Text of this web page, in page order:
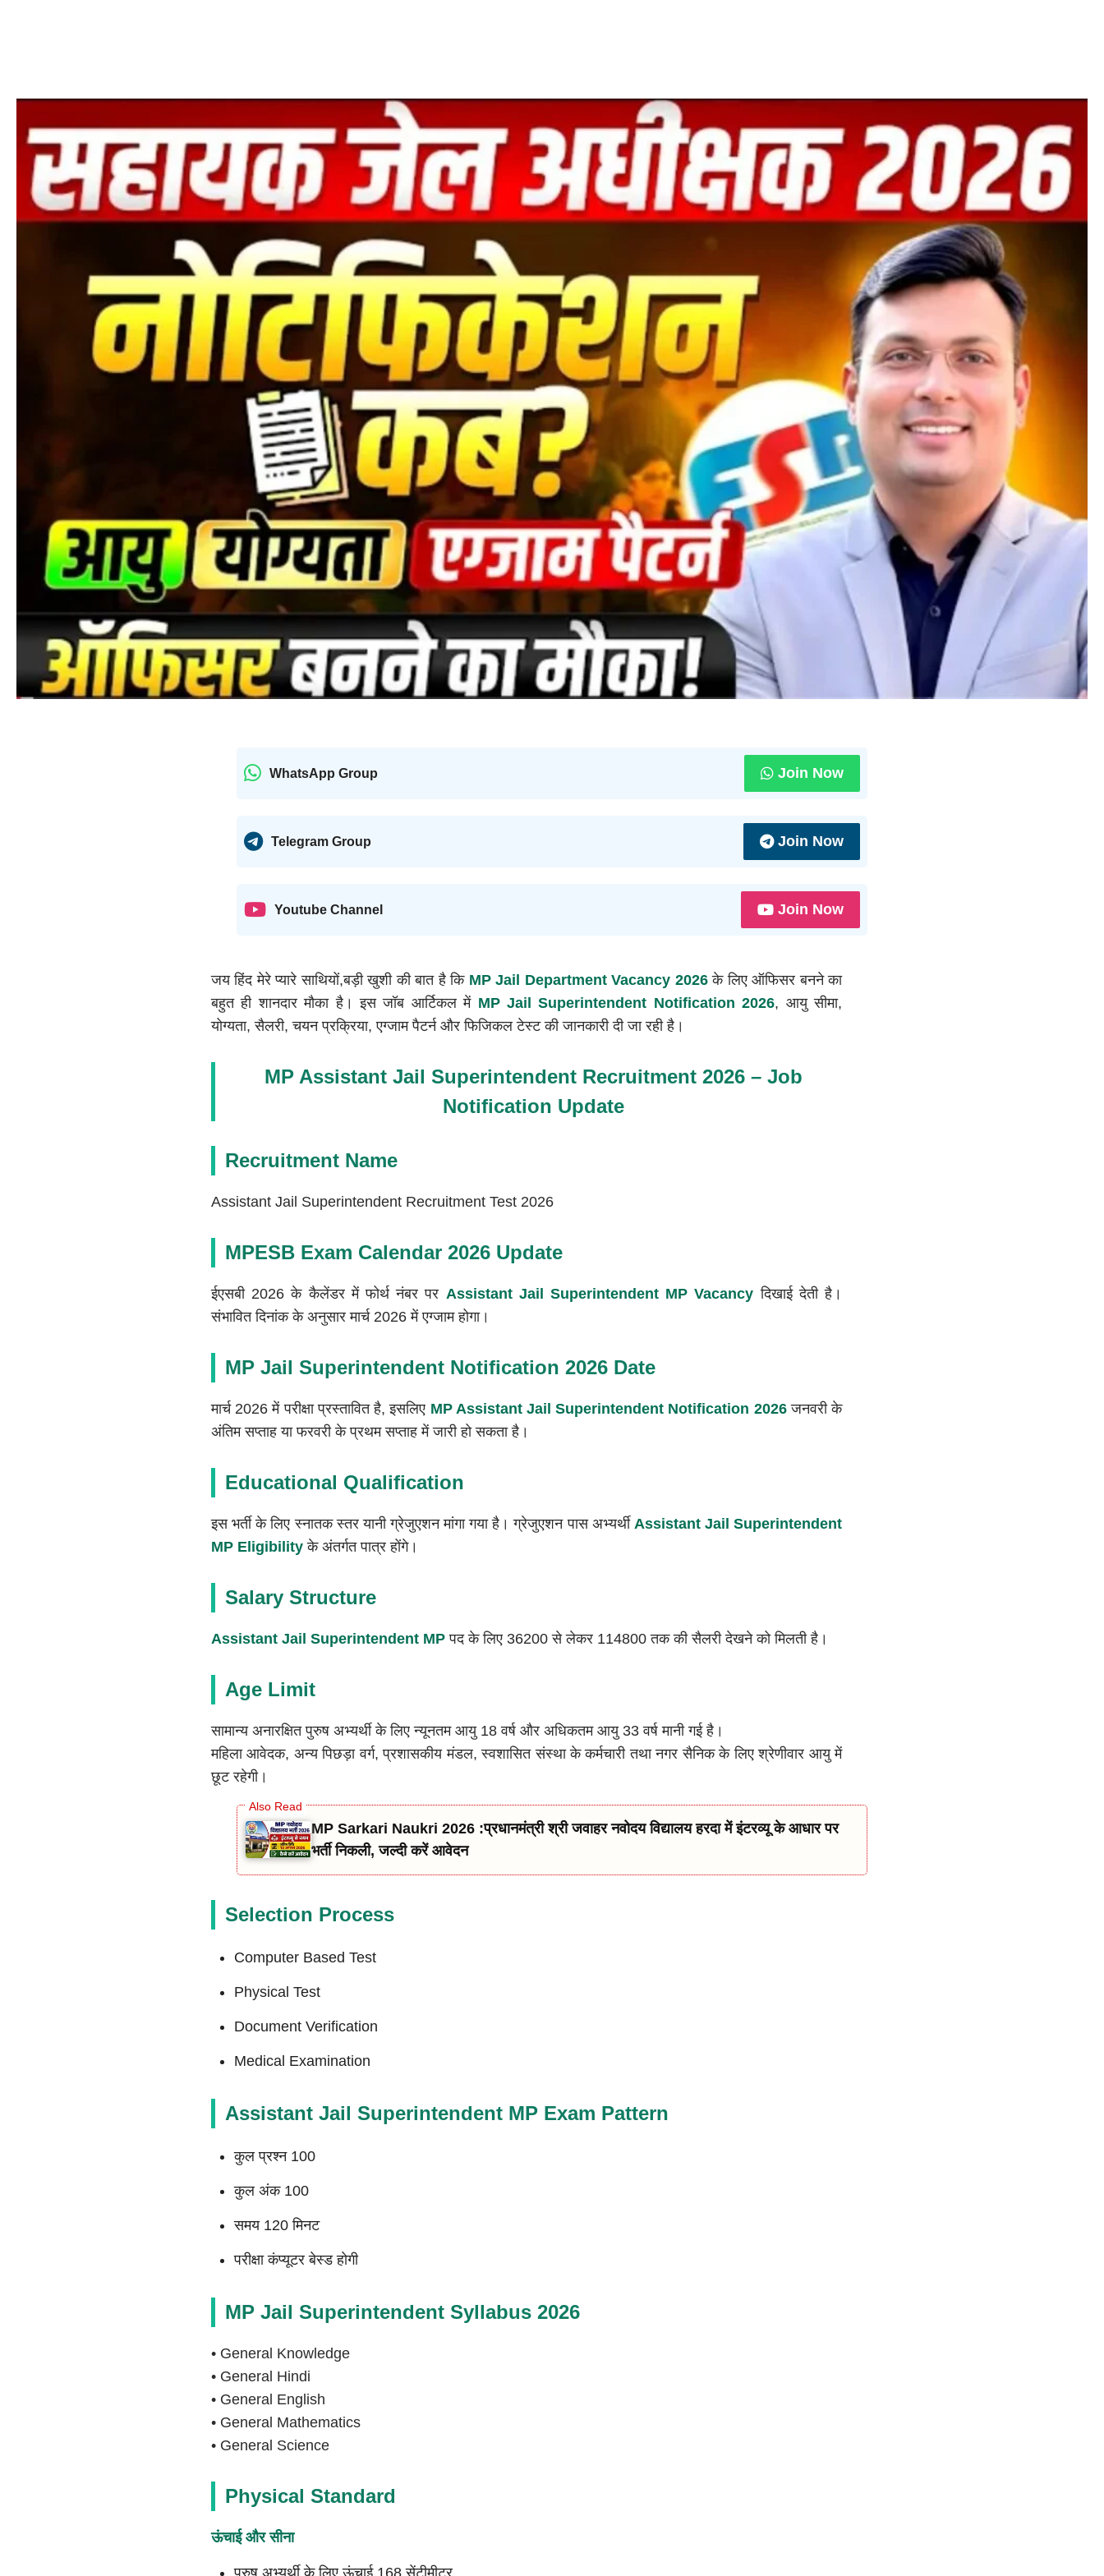
WhatsApp Group Join Now
Telegram Group Join Now
Youtube Channel Join Now
जय हिंद मेरे प्यारे साथियों,बड़ी खुशी की बात है कि MP Jail Department Vacancy 2026के लिए ऑफिसर बनने का
बहुत ही शानदार मौका है। इस जॉब आर्टिकल में MP Jail Superintendent Notification 2026, आयु सीमा,
योग्यता, सैलरी, चयन प्रक्रिया, एग्जाम पैटर्न और फिजिकल टेस्ट की जानकारी दी जा रही है।
MP Assistant Jail Superintendent Recruitment 2026 – Job
Notification Update
Recruitment Name
Assistant Jail Superintendent Recruitment Test 2026
MPESB Exam Calendar 2026 Update
ईएसबी 2026 के कैलेंडर में फोर्थ नंबर पर Assistant Jail Superintendent MP Vacancy दिखाई देती है।
संभावित दिनांक के अनुसार मार्च 2026 में एग्जाम होगा।
MP Jail Superintendent Notification 2026 Date
मार्च 2026 में परीक्षा प्रस्तावित है, इसलिए MP Assistant Jail Superintendent Notification 2026जनवरी के
अंतिम सप्ताह या फरवरी के प्रथम सप्ताह में जारी हो सकता है।
Educational Qualification
इस भर्ती के लिए स्नातक स्तर यानी ग्रेजुएशन मांगा गया है। ग्रेजुएशन पास अभ्यर्थी Assistant Jail Superintendent
MP Eligibility के अंतर्गत पात्र होंगे।
Salary Structure
Assistant Jail Superintendent MP पद के लिए 36200 से लेकर 114800 तक की सैलरी देखने को मिलती है।
Age Limit
सामान्य अनारक्षित पुरुष अभ्यर्थी के लिए न्यूनतम आयु 18 वर्ष और अधिकतम आयु 33 वर्ष मानी गई है।
महिला आवेदक, अन्य पिछड़ा वर्ग, प्रशासकीय मंडल, स्वशासित संस्था के कर्मचारी तथा नगर सैनिक के लिए श्रेणीवार आयु में
छूट रहेगी।
MP Sarkari Naukri 2026 :प्रधानमंत्री श्री जवाहर नवोदय विद्यालय हरदा में इंटरव्यू के आधार पर
भर्ती निकली, जल्दी करें आवेदन
Selection Process
Computer Based Test
Physical Test
Document Verification
Medical Examination
Assistant Jail Superintendent MP Exam Pattern
कुल प्रश्न 100
कुल अंक 100
समय 120 मिनट
परीक्षा कंप्यूटर बेस्ड होगी
MP Jail Superintendent Syllabus 2026
• General Knowledge
• General Hindi
• General English
• General Mathematics
• General Science
Physical Standard
ऊंचाई और सीना
पुरुष अभ्यर्थी के लिए ऊंचाई 168 सेंटीमीटर